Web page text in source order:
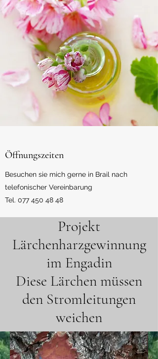
Öffnungszeiten
Besuchen sie mich gerne in Brail nach
telefonischer Vereinbarung
Tel. 077 450 48 48
Projekt
Lärchenharzgewinnung
im Engadin
Diese Lärchen müssen
den Stromleitungen
weichen